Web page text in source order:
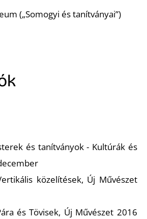
(„Somogyi és tanítványai”)
és tanítványok - Kultúrák és
közelítések, Új Művészet
és Tövisek, Új Művészet 2016